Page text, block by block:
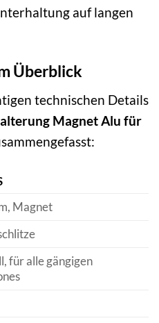
auf langen
Überblick
technischen Details
Magnet Alu für
Magnet
für alle gängigen